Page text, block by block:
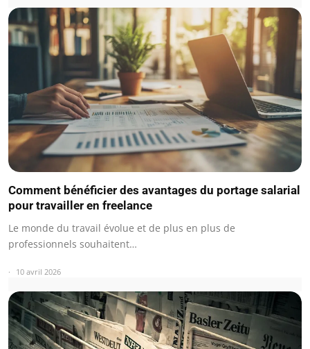
Comment bénéficier des avantages du portage salarial
pour travailler en freelance
Le monde du travail évolue et de plus en plus de
professionnels souhaitent…
10 avril 2026